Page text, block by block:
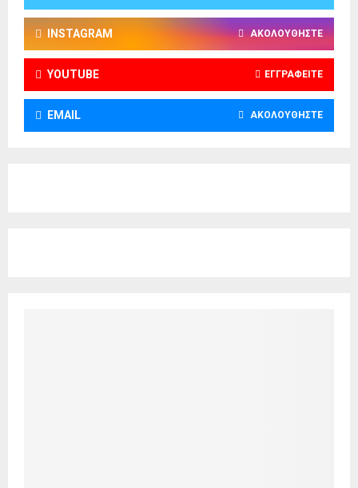
INSTAGRAM ΑΚΟΛΟΥΘΉΣΤΕ
YOUTUBE ΕΓΓΡΑΦΕΊΤΕ
EMAIL ΑΚΟΛΟΥΘΉΣΤΕ